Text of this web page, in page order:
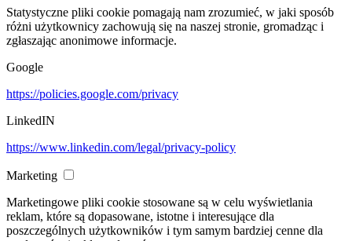
Statystyczne pliki cookie pomagają nam zrozumieć, w jaki sposób
różni użytkownicy zachowują się na naszej stronie, gromadząc i
zgłaszając anonimowe informacje.
Google
https://policies.google.com/privacy
LinkedIN
https://www.linkedin.com/legal/privacy-policy
Marketing
Marketingowe pliki cookie stosowane są w celu wyświetlania
reklam, które są dopasowane, istotne i interesujące dla
poszczególnych użytkowników i tym samym bardziej cenne dla